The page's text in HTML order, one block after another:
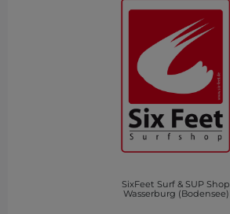
SixFeet Surf & SUP Shop
Wasserburg (Bodensee)